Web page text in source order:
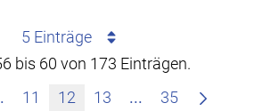
5 Einträge
bis 60 von 173 Einträgen.
Zwischenseiten Navigieren mit TAB-
11 12 13 ... Zwischenseiten
35